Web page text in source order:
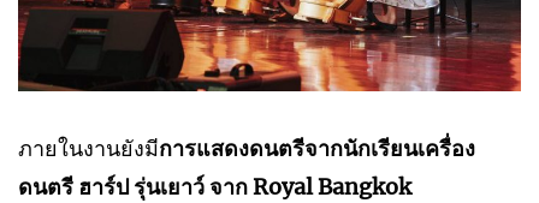
ภายในงานยังมีการแสดงดนตรีจากนักเรียนเครื่อง
ดนตรี ฮาร์ป รุ่นเยาว์ จาก Royal Bangkok